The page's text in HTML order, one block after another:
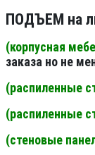
ПОДЪЕМ на
(корпусная
заказа но не
(распиленные
(распиленные
(стеновые